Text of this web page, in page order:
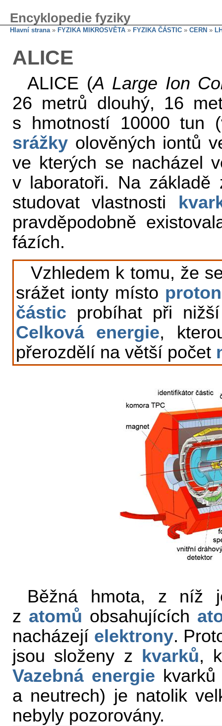
Encyklopedie fyziky
Hlavní strana» FYZIKA MIKROSVĚTA » FYZIKA ČÁSTIC » CERN »
ALICE
ALICE (A Large Ion
26 metrů dlouhý, 16
s hmotností 10000 tun
srážky olověných iontů
ve kterých se nacházel
v laboratoři. Na základě
studovat vlastnosti
pravděpodobně
fázích.
Vzhledem k tomu, že
srážet ionty místo
částic probíhat při
Celková energie,
přerozdělí na větší počet
Běžná hmota, z níž
z atomů obsahujících
nacházejí elektrony.
jsou složeny z kvarků,
Vazebná energie
a neutrech) je natolik
nebyly pozorovány.